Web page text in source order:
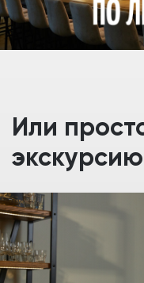
Или
экскурсию